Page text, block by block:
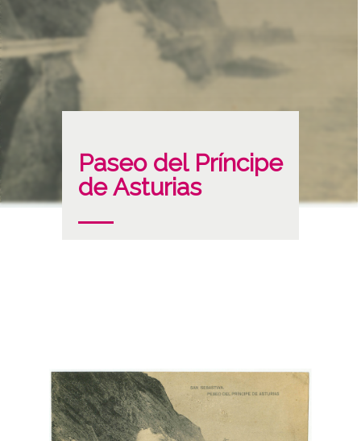
Paseo del Príncipe
de Asturias